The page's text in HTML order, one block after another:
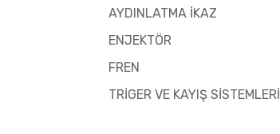
AYDINLATMA İKAZ
ENJEKTÖR
FREN
TRİGER VE KAYIŞ SİSTEMLERİ